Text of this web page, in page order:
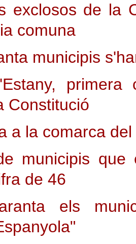
exclosos de la
comuna
municipis
primera
Constitució
a la comarca
municipis
de 46
els